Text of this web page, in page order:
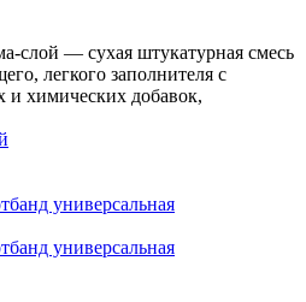
слой — сухая штукатурная смесь
легкого заполнителя с
химических добавок,